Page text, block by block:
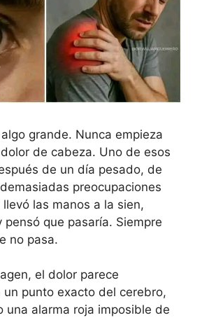
grande. Nunca empieza
de cabeza. Uno de esos
de un día pesado, de
preocupaciones
las manos a la sien,
pensó que pasaría. Siempre
no pasa.
el dolor parece
un punto exacto del cerebro,
una alarma roja imposible de